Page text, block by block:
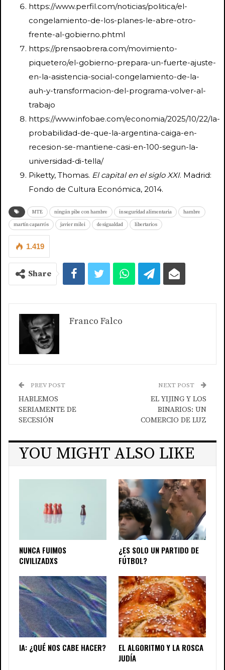
https://www.perfil.com/noticias/politica/el-
congelamiento-de-los-planes-le-abre-otro-
frente-al-gobierno.phtml
https://prensaobrera.com/movimiento-
piquetero/el-gobierno-prepara-un-fuerte-ajuste-
en-la-asistencia-social-congelamiento-de-la-
auh-y-transformacion-del-programa-volver-al-
trabajo
https://www.infobae.com/economia/2025/10/22/la-
probabilidad-de-que-la-argentina-caiga-en-
recesion-se-mantiene-casi-en-100-segun-la-
universidad-di-tella/
Piketty, Thomas. El capital en el siglo XXI. Madrid:
Fondo de Cultura Económica, 2014.
MTE ningún pibe con hambre inseguridad alimentaria hambre
martín caparrós javier milei desigualdad libertarios
1.419
Share
Franco Falco
PREV POST
HABLEMOS
SERIAMENTE DE
SECESIÓN
NEXT POST
EL YIJING Y LOS
BINARIOS: UN
COMERCIO DE LUZ
YOU MIGHT ALSO LIKE
NUNCA FUIMOS
CIVILIZADXS
¿ES SOLO UN PARTIDO DE
FÚTBOL?
IA: ¿QUÉ NOS CABE HACER?
EL ALGORITMO Y LA ROSCA
JUDÍA